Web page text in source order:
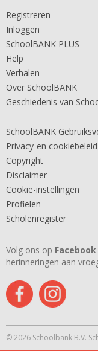
Registreren
Inloggen
SchoolBANK PLUS
Help
Verhalen
Over SchoolBANK
Geschiedenis van
SchoolBANK
Privacy-en cookiebeleid
Copyright
Disclaimer
Cookie-instellingen
Profielen
Scholenregister
Volg ons op Facebook
herinneringen aan
© 2026 Schoolbank B.V.